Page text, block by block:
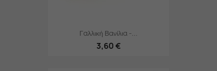
Γαλλική Βανίλια -...
3,60 €